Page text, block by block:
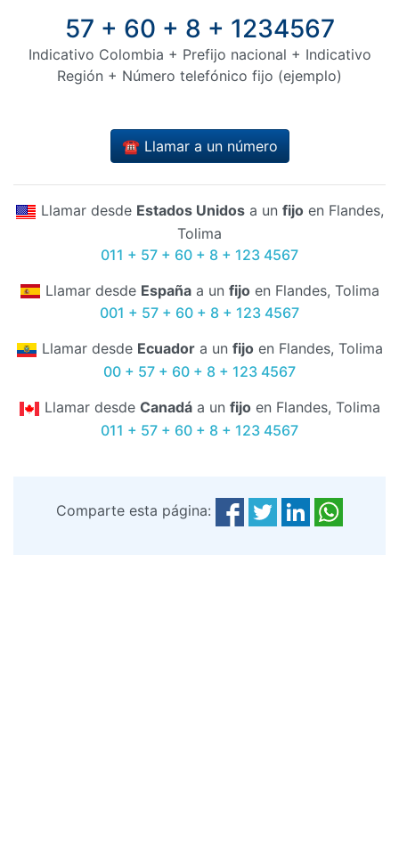
57 + 60 + 8 + 1234567
Indicativo Colombia + Prefijo nacional + Indicativo
Región + Número telefónico fijo (ejemplo)
☎️ Llamar a un número
Llamar desde Estados Unidos a un fijo en Flandes,
Tolima
011 + 57 + 60 + 8 + 123 4567
Llamar desde España a un fijo en Flandes, Tolima
001 + 57 + 60 + 8 + 123 4567
Llamar desde Ecuador a un fijo en Flandes, Tolima
00 + 57 + 60 + 8 + 123 4567
Llamar desde Canadá a un fijo en Flandes, Tolima
011 + 57 + 60 + 8 + 123 4567
Comparte esta página: